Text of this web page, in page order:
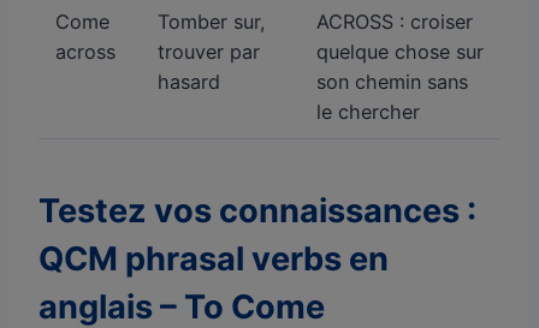
Come
across
Tomber sur,
trouver par
hasard
ACROSS : croiser
quelque chose sur
son chemin sans
le chercher
Testez vos connaissances :
QCM phrasal verbs en
anglais – To Come